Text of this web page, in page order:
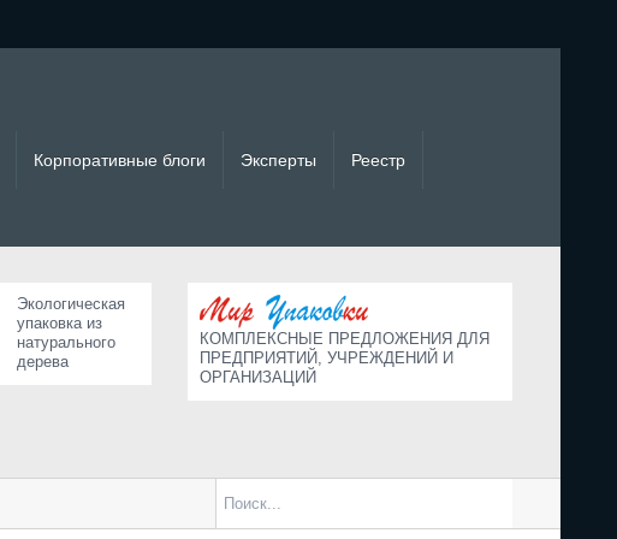
Корпоративные блоги Эксперты Реестр
Экологическая
упаковка из
натурального
дерева
КОМПЛЕКСНЫЕ ПРЕДЛОЖЕНИЯ ДЛЯ
ПРЕДПРИЯТИЙ, УЧРЕЖДЕНИЙ И
ОРГАНИЗАЦИЙ